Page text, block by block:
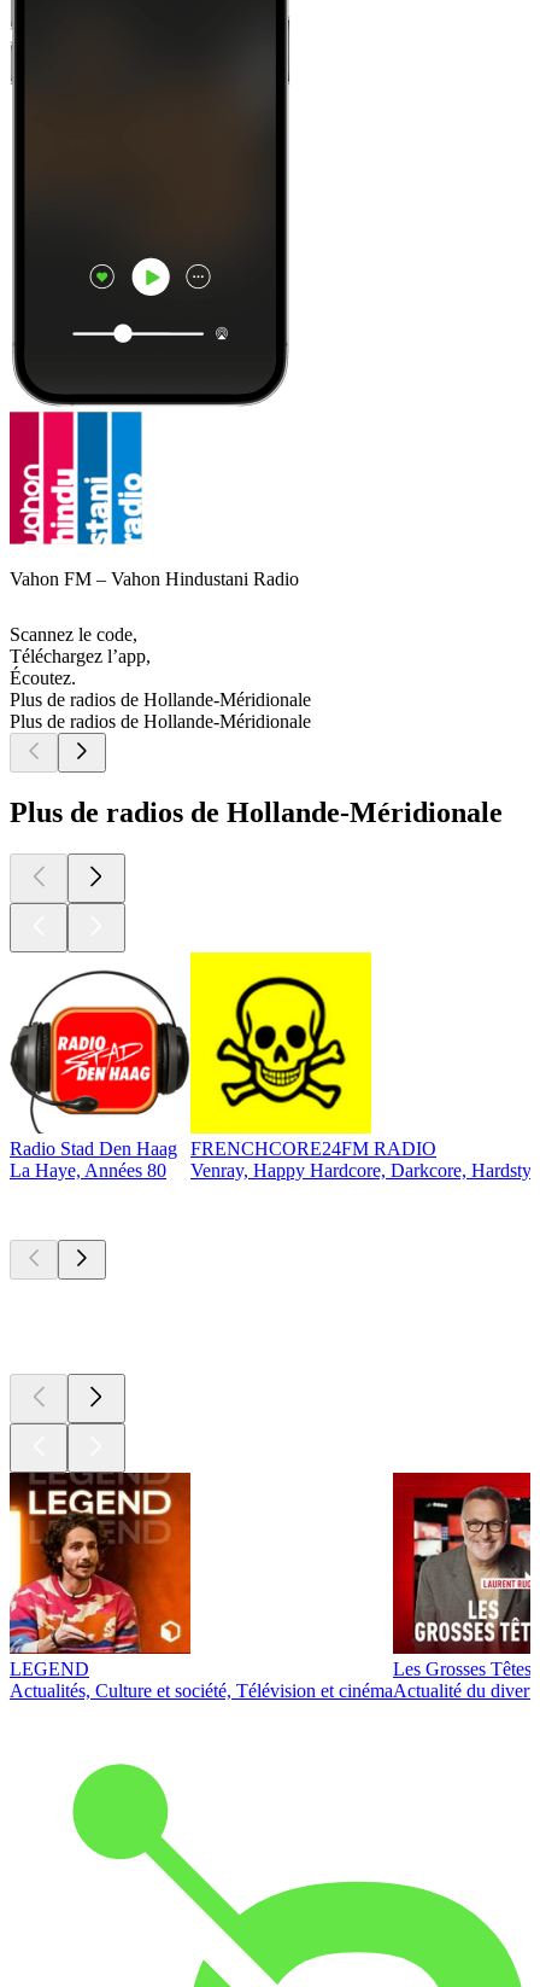
Vahon FM – Vahon Hindustani Radio
Scannez le code,
Téléchargez l’app,
Écoutez.
Plus de radios de Hollande-Méridionale
Plus de radios de Hollande-Méridionale
Plus de radios de Hollande-Méridionale
Radio Stad Den Haag
La Haye, Années 80
FRENCHCORE24FM RADIO
Venray, Happy Hardcore, Darkcore,
LEGEND
Actualités, Culture et société, Télévision et cinéma
Les Grosses Têtes
Actualité du